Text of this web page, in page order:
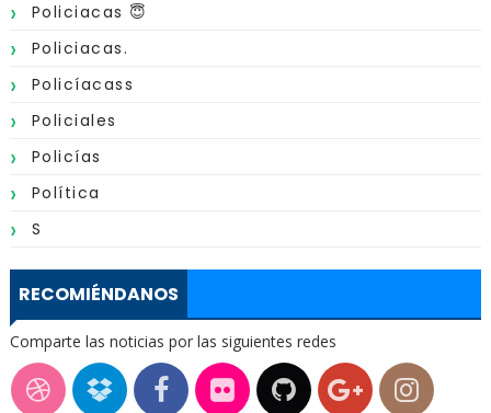
Policiacas 😇
Policiacas.
Policíacass
Policiales
Policías
Política
S
RECOMIÉNDANOS
Comparte las noticias por las siguientes redes